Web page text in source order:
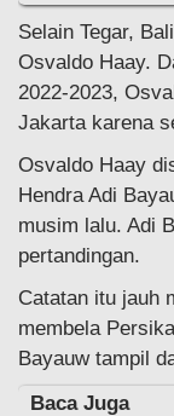
Selain Tegar,
Osvaldo Haay.
2022-2023,
Jakarta karena
Osvaldo Haay
Hendra Adi
musim lalu. Adi
pertandingan.
Catatan itu jauh
membela
Bayauw tampil
Baca Juga